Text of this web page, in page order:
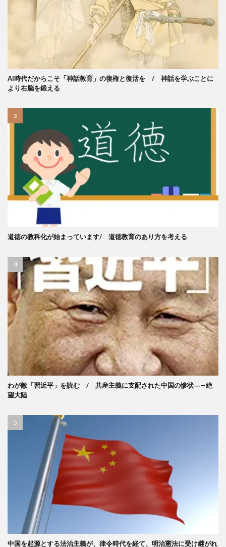
AI時代だからこそ「神話教育」の復権と復活を / 神話を学ぶことに
より右脳を鍛える
道徳の教科化が始まっています/ 道徳教育のあり方を考える
わが敵「習近平」を読む / 共産主義に支配された中国の惨状―—絶
望大陸
中国を起源とする法治主義が、律令時代を経て、明治憲法に受け継がれ